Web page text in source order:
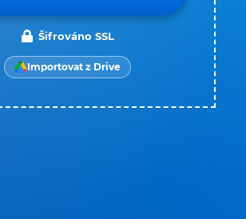
Šifrováno SSL
Importovat z Drive